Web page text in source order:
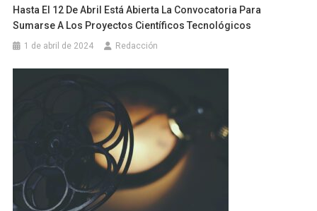
Hasta El 12 De Abril Está Abierta La Convocatoria Para
Sumarse A Los Proyectos Científicos Tecnológicos
1 de abril de 2024 Redacción